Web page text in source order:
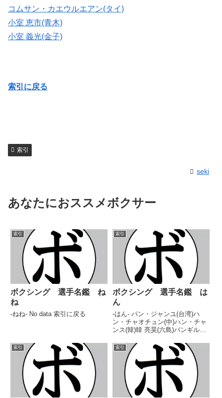
コムサン・カエウルエアン(タイ)
小室 恵市(青木)
小室 義光(金子)
索引に戻る
索引
seki
あなたにおススメボクサー
索引
ボクシング 選手名鑑 ね
ね
-ねね- No data 索引に戻る
索引
ボクシング 選手名鑑 は
ん
-はん- パン・ジャンユ(台湾)ハ
ン・チャオチュン(中)ハン・チャ
ンス(韓)韓 亮昊(六島)バンギル・
ンサー 柳田(福岡帝拳)パンダ 上
田(青木)ハンター 江上(疋田)パン
チョ・ビラ(比)阪東 タカ(ON...
索引 索引